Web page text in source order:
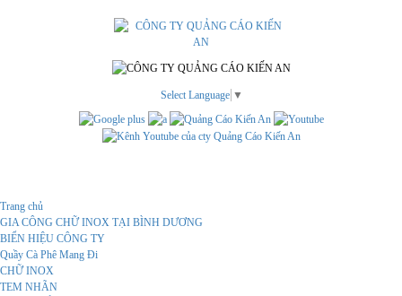
Select Language ▼
Trang chủ
GIA CÔNG CHỮ INOX TẠI BÌNH DƯƠNG
BIỂN HIỆU CÔNG TY
Quầy Cà Phê Mang Đi
CHỮ INOX
TEM NHÃN